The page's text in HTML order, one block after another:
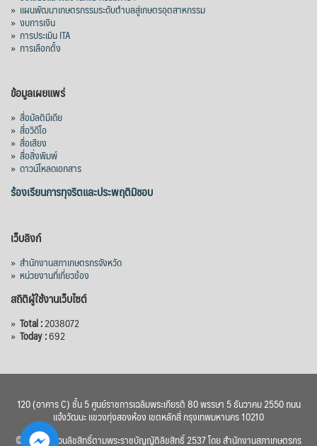
» แผนพัฒนาเกษตรกรรมระดับตำบลสู่เกษตรอุตสาหกรรม
» งบการเงิน
» การประเมิน ITA
» การเลือกตั้ง
ข้อมูลเผยแพร่
» สื่อมัลติมีเดีย
» สื่อวิดีโอ
» สื่อเสียง
» สื่อสิ่งพิมพ์
» ดาวน์โหลดเอกสาร
ร้องเรียนการทุจริตและประพฤติมิชอบ
เว็บลิงก์
» สำนักงานสภาเกษตรกรจังหวัด
» หน่วยงานที่เกี่ยวข้อง
สถิติผู้ใช้งานเว็บไซต์
» Total :2038072
» Today :692
120 (อาคาร C) ชั้น 5 ศูนย์ราชการเฉลิมพระเกียรติ 80 พรรษา 5 ธันวาคม 2550 ถนน
แจ้งวัฒนะ แขวงทุ่งสองห้อง เขตหลักสี่ กรุงเทพมหานคร 10210
© 2560 สงวนลิขสิทธิ์ตามพระราชบัญญัติลิขสิทธิ์ 2537 โดย สำนักงานสภาเกษตรกร